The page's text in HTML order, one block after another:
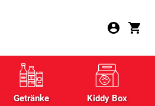
Getränke Kiddy Box